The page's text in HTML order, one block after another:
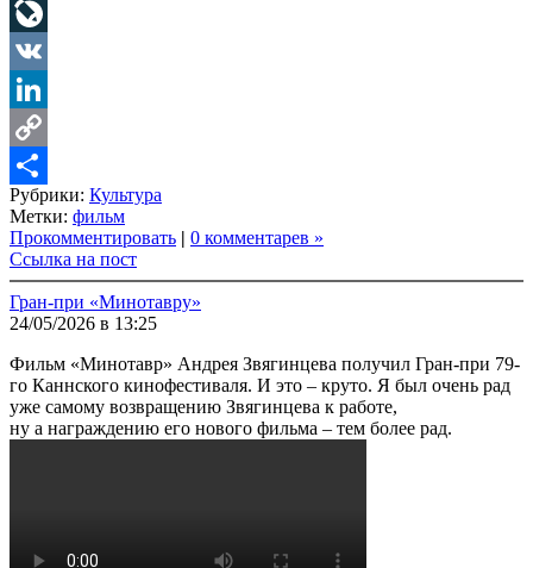
Telegram
LiveJournal
VK
LinkedIn
Copy
Link
Share
Рубрики: Культура
Метки: фильм
Прокомментировать | 0 комментарев »
Ссылка на пост
Гран-при «Минотавру»
24/05/2026 в 13:25
Фильм «Минотавр» Андрея Звягинцева получил Гран-при 79-
го Каннского кинофестиваля. И это – круто. Я был очень рад
уже самому возвращению Звягинцева к работе,
ну а награждению его нового фильма – тем более рад.